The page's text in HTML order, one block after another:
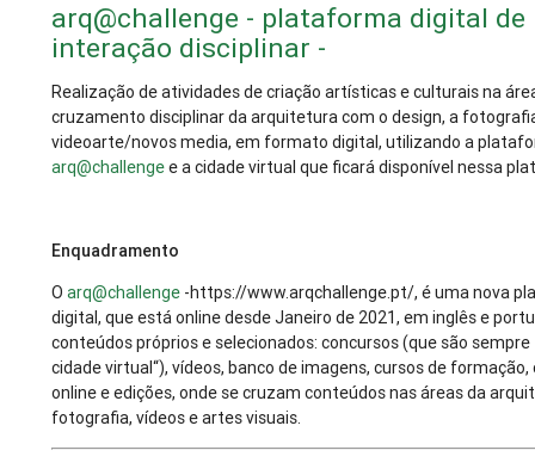
arq@challenge - plataforma digital de
interação disciplinar -
Realização de atividades de criação artísticas e culturais na
cruzamento disciplinar da arquitetura com o design, a
videoarte/novos media, em formato digital, utilizando a
arq@challengee a cidade virtual que ficará disponível nessa
Enquadramento
Oarq@challenge -https://www.arqchallenge.pt/, é uma nova
digital, que está online desde Janeiro de 2021, em inglês e
conteúdos próprios e selecionados: concursos (que são
cidade virtual“), vídeos, banco de imagens, cursos de
online e edições, onde se cruzam conteúdos nas áreas da
fotografia, vídeos e artes visuais.